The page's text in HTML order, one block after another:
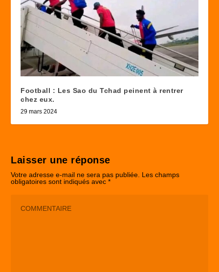
Football : Les Sao du Tchad peinent à rentrer
chez eux.
29 mars 2024
Laisser une réponse
Votre adresse e-mail ne sera pas publiée. Les champs
obligatoires sont indiqués avec*